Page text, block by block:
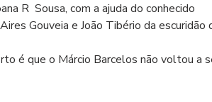
R  Sousa, com a ajuda do conhecido
Gouveia e João Tibério da escuridão
é que o Márcio Barcelos não voltou a